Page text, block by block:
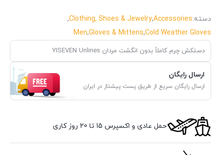
دسته:Accessories
,
Clothing, Shoes & Jewelry
,
Cold Weather Gloves
,
Gloves & Mittens
,
Men
دستکش چرم کاملاً بدون انگشت مردان YISEVEN Unlines
ارسال رایگان
ارسال رایگان سریع از طریق پست پیشتاز در ایران
حمل عادی و اکسپرس 15 تا 20 روز کاری